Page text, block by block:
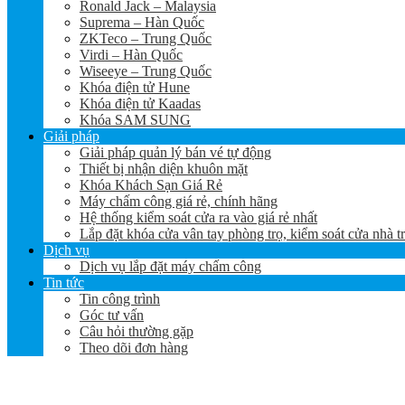
Ronald Jack – Malaysia
Suprema – Hàn Quốc
ZKTeco – Trung Quốc
Virdi – Hàn Quốc
Wiseeye – Trung Quốc
Khóa điện tử Hune
Khóa điện tử Kaadas
Khóa SAM SUNG
Giải pháp
Giải pháp quản lý bán vé tự động
Thiết bị nhận diện khuôn mặt
Khóa Khách Sạn Giá Rẻ
Máy chấm công giá rẻ, chính hãng
Hệ thống kiểm soát cửa ra vào giá rẻ nhất
Lắp đặt khóa cửa vân tay phòng trọ, kiểm soát cửa nhà
Dịch vụ
Dịch vụ lắp đặt máy chấm công
Tin tức
Tin công trình
Góc tư vấn
Câu hỏi thường gặp
Theo dõi đơn hàng